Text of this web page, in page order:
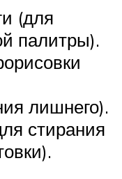
(для
палитры).
лишнего).
стирания